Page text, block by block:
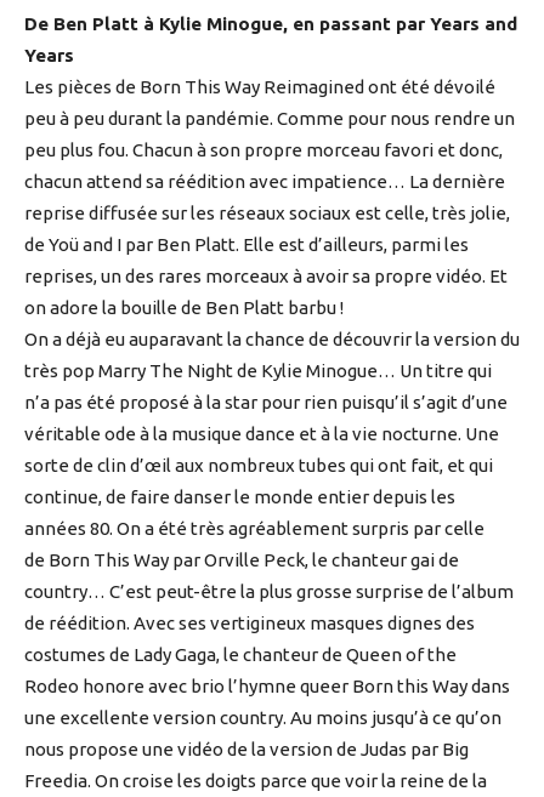
De Ben Platt à Kylie Minogue, en passant par Years and
Years
Les pièces de Born This Way Reimagined ont été dévoilé
peu à peu durant la pandémie. Comme pour nous rendre un
peu plus fou. Chacun à son propre morceau favori et donc,
chacun attend sa réédition avec impatience… La dernière
reprise diffusée sur les réseaux sociaux est celle, très jolie,
de Yoü and I par Ben Platt. Elle est d’ailleurs, parmi les
reprises, un des rares morceaux à avoir sa propre vidéo. Et
on adore la bouille de Ben Platt barbu !
On a déjà eu auparavant la chance de découvrir la version du
très pop Marry The Night de Kylie Minogue… Un titre qui
n’a pas été proposé à la star pour rien puisqu’il s’agit d’une
véritable ode à la musique dance et à la vie nocturne. Une
sorte de clin d’œil aux nombreux tubes qui ont fait, et qui
continue, de faire danser le monde entier depuis les
années 80. On a été très agréablement surpris par celle
de Born This Way par Orville Peck, le chanteur gai de
country… C’est peut-être la plus grosse surprise de l’album
de réédition. Avec ses vertigineux masques dignes des
costumes de Lady Gaga, le chanteur de Queen of the
Rodeo honore avec brio l’hymne queer Born this Way dans
une excellente version country. Au moins jusqu’à ce qu’on
nous propose une vidéo de la version de Judas par Big
Freedia. On croise les doigts parce que voir la reine de la